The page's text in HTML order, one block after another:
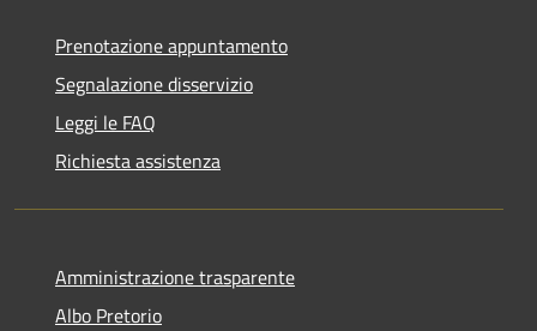
Prenotazione appuntamento
Segnalazione disservizio
Leggi le FAQ
Richiesta assistenza
Amministrazione trasparente
Albo Pretorio